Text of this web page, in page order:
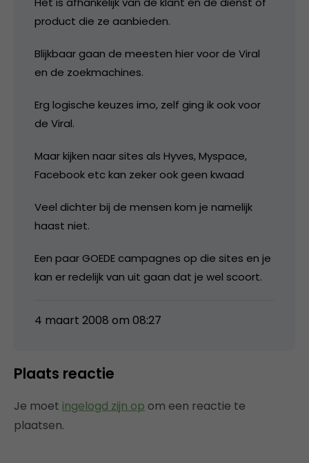
product die ze aanbieden.
Blijkbaar gaan de meesten hier voor de Viral
en de zoekmachines.
Erg logische keuzes imo, zelf ging ik ook voor
de Viral.
Maar kijken naar sites als Hyves, Myspace,
Facebook etc kan zeker ook geen kwaad
Veel dichter bij de mensen kom je namelijk
haast niet.
Een paar GOEDE campagnes op die sites en je
kan er redelijk van uit gaan dat je wel scoort.
4 maart 2008 om 08:27
Plaats reactie
Je moet ingelogd zijn op om een reactie te
plaatsen.